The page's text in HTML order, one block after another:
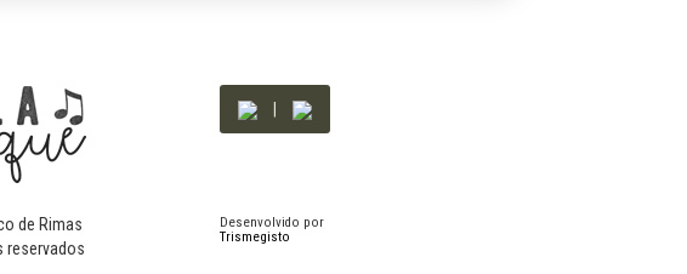
de Rimas
reservados
Desenvolvido por
Trismegisto